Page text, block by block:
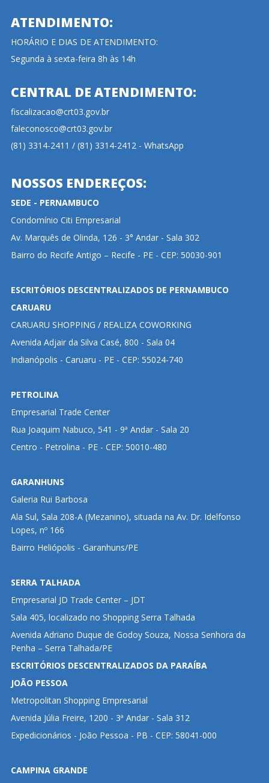
ATENDIMENTO:
HORÁRIO E DIAS DE ATENDIMENTO:
Segunda à sexta-feira 8h às 14h
CENTRAL DE ATENDIMENTO:
fiscalizacao@crt03.gov.br
faleconosco@crt03.gov.br
(81) 3314-2411 / (81) 3314-2412 - WhatsApp
NOSSOS ENDEREÇOS:
SEDE - PERNAMBUCO
Condomínio Citi Empresarial
Av. Marquês de Olinda, 126 - 3° Andar - Sala 302
Bairro do Recife Antigo – Recife - PE - CEP: 50030-901
ESCRITÓRIOS DESCENTRALIZADOS DE PERNAMBUCO
CARUARU
CARUARU SHOPPING / REALIZA COWORKING
Avenida Adjair da Silva Casé, 800 - Sala 04
Indianópolis - Caruaru - PE - CEP: 55024-740
PETROLINA
Empresarial Trade Center
Rua Joaquim Nabuco, 541 - 9ª Andar - Sala 20
Centro - Petrolina - PE - CEP: 50010-480
GARANHUNS
Galeria Rui Barbosa
Ala Sul, Sala 208-A (Mezanino), situada na Av. Dr. Idelfonso
Lopes, nº 166
Bairro Heliópolis - Garanhuns/PE
SERRA TALHADA
Empresarial JD Trade Center – JDT
Sala 405, localizado no Shopping Serra Talhada
Avenida Adriano Duque de Godoy Souza, Nossa Senhora da
Penha – Serra Talhada/PE
ESCRITÓRIOS DESCENTRALIZADOS DA PARAÍBA
JOÃO PESSOA
Metropolitan Shopping Empresarial
Avenida Júlia Freire, 1200 - 3ª Andar - Sala 312
Expedicionários - João Pessoa - PB - CEP: 58041-000
CAMPINA GRANDE